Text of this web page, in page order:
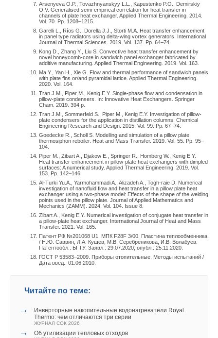
Arsenyeva O.P., Tovazhnyanskyy L.L., Kapustenko P.O., Demirskiy
O.V. Generalised semi-empirical correlation for heat transfer in
channels of plate heat exchanger. Applied Thermal Engineering. 2014.
Vol. 70. Pp. 1208–1215.
Garelli L., Ríos G., Dorella J.J., Storti M.A. Heat transfer enhancement
in panel type radiators using delta-wing vortex generators. International
Journal of Thermal Sciences. 2019. Vol. 137. Pp. 64–74.
Kong D., Zhang Y., Liu S. Convective heat transfer enhancement by
novel honeycomb-core in sandwich panel exchanger fabricated by
additive manufacturing. Applied Thermal Engineering. 2019. Vol. 163.
Ma Y., Yan H., Xie G. Flow and thermal performance of sandwich panels
with plate fins or/and pyramidal lattice. Applied Thermal Engineering.
2020. Vol. 164.
Tran J.M., Piper M., Kenig E.Y. Single-phase flow and condensation in
pillow-plate condensers. In: Innovative Heat Exchangers. Springer
Cham. 2019. 394 p.
Tran J.M., Sommerfeld S., Piper M., Kenig E.Y. Investigation of pillow-
plate condensers for the application in distillation columns. Chemical
Engineering Research and Design. 2015. Vol. 99. Pp. 67–74.
Goedecke R., Scholl S. Modelling and simulation of a pillow plate
thermosiphon reboiler. Heat and Mass Transfer. 2019. Vol. 55. Pp. 95–
104.
Piper M., Zibart A., Djakow E., Springer R., Homberg W., Kenig E.Y.
Heat transfer enhancement in pillow-plate heat exchangers with dimpled
surfaces: A numerical study. Applied Thermal Engineering. 2019. Vol.
153. Pp. 142–146.
Al-Turki Yu.A., Yarmohammadi A., Alizadeh A., Togh-raie D. Numerical
investigation of nanofluid flow and heat transfer in a pillow plate heat
exchanger using a two-phase model: Effects of the shape of the welding
points used in the pillow plate. Journal of Applied Mathematics and
Mechanics (ZAMM). 2024. Vol. 104. Issue 8.
Zibart A., Kenig E.Y. Numerical investigation of conjugate heat transfer in
a pillow-plate heat exchanger. International Journal of Heat and Mass
Transfer. 2021. Vol. 165.
Патент РФ №201068 U1. МПК F28F 3/00. Пластина теплообменника
/ Н.Ю. Саввин, Л.А. Кущев, М.В. Серебреникова, И.В. Волабуев.
Патентообл.: БГТУ. Заявл.: 29.07.2020; опубл.: 25.11.2020.
ГОСТ Р 53583–2009. Приборы отопительные. Методы испытаний /
Дата введ.: 01.06.2010.
Читайте по теме:
→
Инверторные накопительные водонагреватели Royal
Thermo: чем отличаются три серии
ЖУРНАЛ СОК 2026
→ Об утилизации тепловых отходов
Тепловая изоляция ограждающих конструкций
Кроме термического сопротивления, теплоизоляционные
материалы имеют ещё одно важное свойство, которое
называется паропроницаемость. Часто при индивидуальном
строительстве не учитывают это качество материала, и в
результате, несмотря на достаточную толщину
теплоизолирующего материала, заказчик получает огромную
проблему в виде плесени в нём. Расскажу конкретный
случай. Для утепления кровли заказчиком были выбраны
плиты из минеральной ваты толщиной 100 мм. Плиты были
закреплены в два слоя с внутренней стороны помещения.
Через год эксплуатации в помещении чердака появился
характерный кислый запах. После вскрытия изоляции
обнаружилась плесень и влага. Что же случилось?
Дело в том, что минеральная вата обладает большим
термическим сопротивлением, но высокой
паропроницаемостью. Это привело к тому, что
в пространстве изоляции образовалась точка росы (рис. 1).
Если бы не было доступа влажного воздуха, то проблемы
не было. Но минеральная вата хорошо пропускает влажный
воздух, поэтому получился постоянный доступ водяных
паров, которые конденсировались зимой, и тем самым
образовались идеальные условия для размножения
смонтировать слой пароизоляции поверх минеральной ваты,
применять другой теплоизоляционный материал, например,
вспененный полистирол с закрытыми порами.
пищи. Как мы отметили ранее, в некоторых нормативных
документах (Пособие [2], МГСН [3]) допускалось объединять
приточную систему, обслуживающую эти две разных
вышеописанных группы помещений, в небольших
заведениях, при количестве мест для посетителей менее 50-
ти. Этот вопрос важен прежде всего по экономическим
причинам: две приточных системы с набором автоматики,
пусть и менее производительных, всегда дороже одной
более производительной. В СанПиН [5] исчезло требование
поднимать выброс вытяжки выше конька кровли или плоской
кровли на высоту не менее 1 м, как и допущение готовить
блюда на мангале только в отдельно стоящих зданиях. Эти
два момента вновь существенно понизили комфортность
жизни жителей домов со встроенными или пристроенными
предприятиями общественного питания, где осуществляется
приготовление блюд на мангале.
является рекомендательным. С одной стороны, если им
от приточной системы в кафе и столовых при количестве
мест менее 50-ти, а в других небольших заведениях
общественного питания проектировать общую приточную